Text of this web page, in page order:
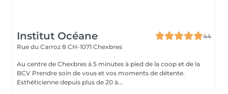
Institut Océane
44
Rue du Carroz 8 CH-1071 Chexbres
Au centre de Chexbres à 5 minutes à pied de la coop et de la
BCV Prendre soin de vous et vos moments de détente.
Esthéticienne depuis plus de 20 à...